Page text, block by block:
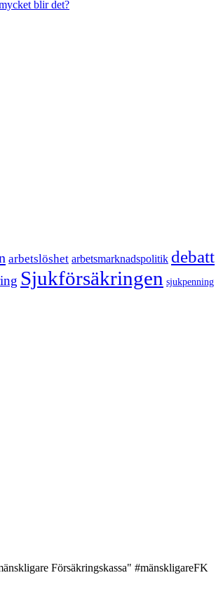
blir det?
arbetslöshet arbetsmarknadspolitik debatt
Sjukförsäkringen sjukpenning